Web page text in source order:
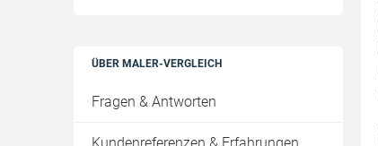
ÜBER MALER-VERGLEICH
Fragen & Antworten